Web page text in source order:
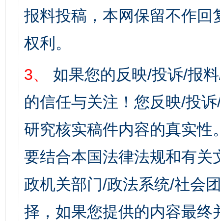
报料投稿，本网保留不作
权利。
3、
如果您的反映/投诉/报
的信任与关注！您反映/投
研究核实稿件内容的真实
要结合本国法律法规和有关
政机关部门/政法系统/社会
择，如果您提供的内容最